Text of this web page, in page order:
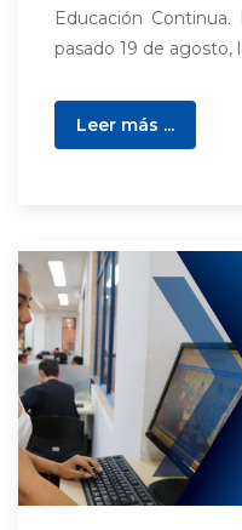
Educación
pasado 19 de agosto,
Leer más ...